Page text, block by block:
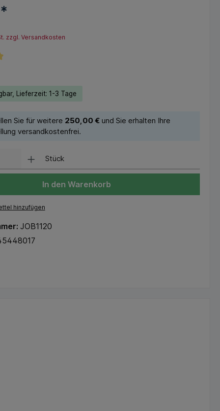
zzgl. Versandkosten
Bewertung von 5 von 5 Sternen
Lieferzeit: 1-3 Tage
Sie für weitere 250,00 €und Sie erhalten Ihre
versandkostenfrei.
Stück
In den Warenkorb
hinzufügen
JOB1120